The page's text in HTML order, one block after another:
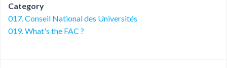
Category
017. Conseil National des Universités
019. What's the FAC ?